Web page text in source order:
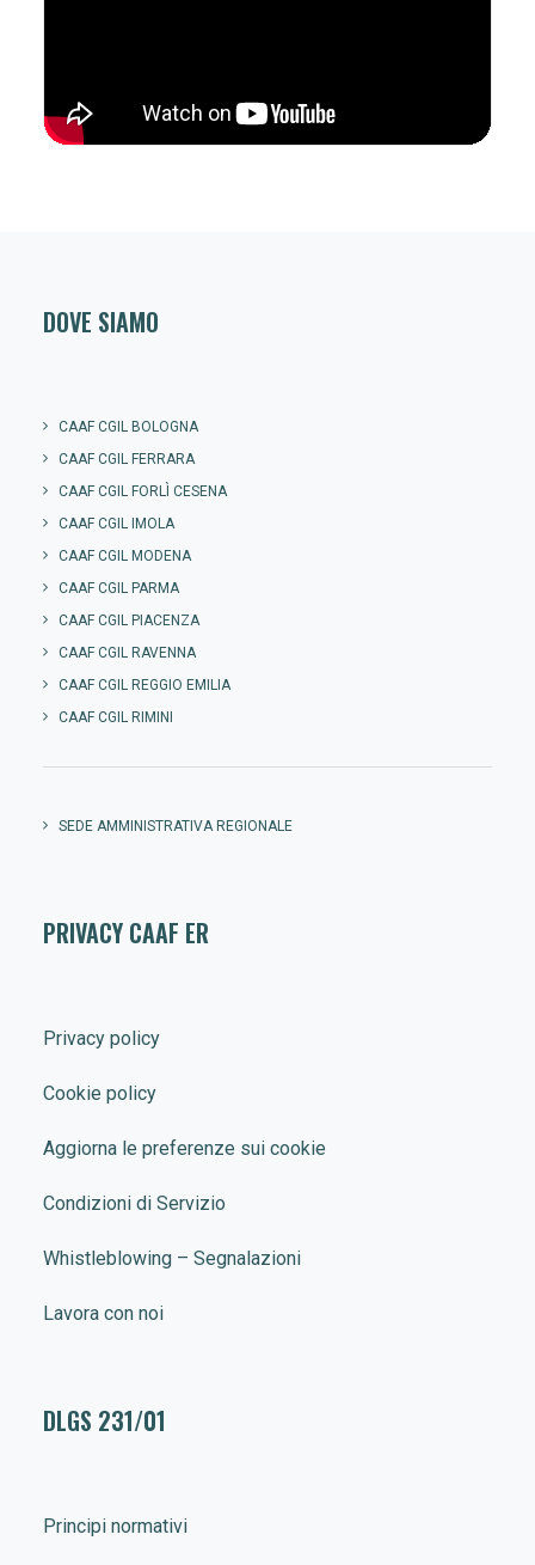
DOVE SIAMO
CAAF CGIL BOLOGNA
CAAF CGIL FERRARA
CAAF CGIL FORLÌ CESENA
CAAF CGIL IMOLA
CAAF CGIL MODENA
CAAF CGIL PARMA
CAAF CGIL PIACENZA
CAAF CGIL RAVENNA
CAAF CGIL REGGIO EMILIA
CAAF CGIL RIMINI
SEDE AMMINISTRATIVA REGIONALE
PRIVACY CAAF ER
Privacy policy
Cookie policy
Aggiorna le preferenze sui cookie
Condizioni di Servizio
Whistleblowing – Segnalazioni
Lavora con noi
DLGS 231/01
Principi normativi